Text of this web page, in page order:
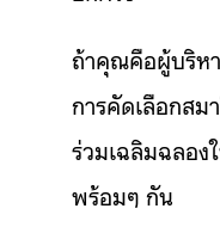
ถ้าคุณคือผู้บริหา
การคัดเลือกสม
ร่วมเฉลิมฉลอ
พร้อมๆ กัน